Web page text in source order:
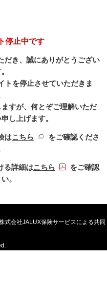
停止中です
だき、誠にありがとうござい
トを停止させていただきま
すが、何とぞご理解いただ
し上げます。
はこちら 新規ウィンドウを開
をご確認くださ
る詳細はこちらPDFファイル
をご確認
。
式会社JALUX保険サービスによる共同